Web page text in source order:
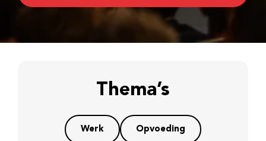
Thema’s
Werk Opvoeding